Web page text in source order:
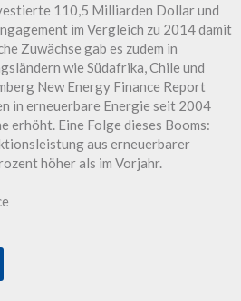
110,5 Milliarden Dollar und
im Vergleich zu 2014 damit
Zuwächse gab es zudem in
wie Südafrika, Chile und
New Energy Finance Report
in erneuerbare Energie seit 2004
erhöht. Eine Folge dieses Booms:
aus erneuerbarer
höher als im Vorjahr.